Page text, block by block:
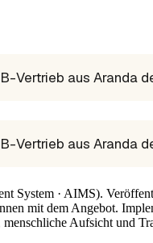
Vertrieb aus Aranda
Vertrieb aus Aranda
System · AIMS).
mit dem Angebot.
Aufsicht und